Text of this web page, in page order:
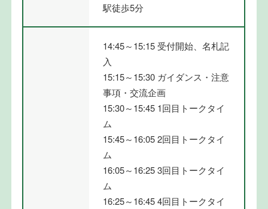
駅徒歩5分
14:45～15:15 受付開始、名札記
入
15:15～15:30 ガイダンス・注意
事項・交流企画
15:30～15:45 1回目トークタイ
ム
15:45～16:05 2回目トークタイ
ム
16:05～16:25 3回目トークタイ
ム
16:25～16:45 4回目トークタイ